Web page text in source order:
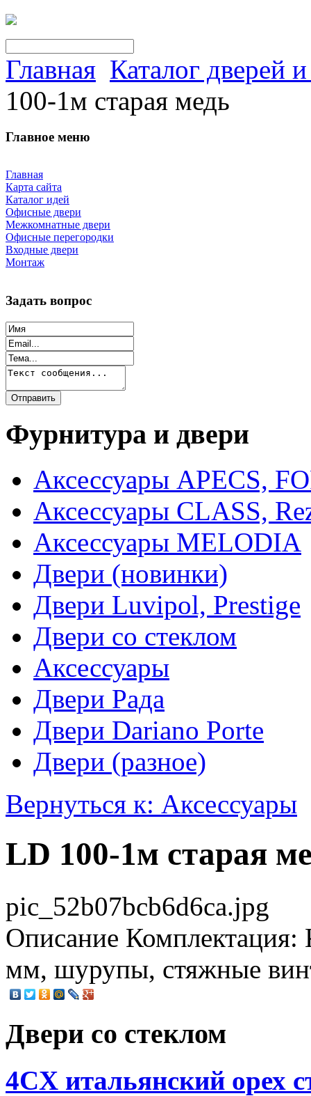
Главная Каталог дверей
100-1м старая медь
Главное меню
Главная
Карта сайта
Каталог идей
Офисные двери
Межкомнатные двери
Офисные перегородки
Входные двери
Монтаж
Задать вопрос
Фурнитура и двери
Аксессуары APECS,
Аксессуары CLASS,
Аксессуары MELODIA
Двери (новинки)
Двери Luvipol, Prestige
Двери со стеклом
Аксессуары
Двери Рада
Двери Dariano Porte
Двери (разное)
Вернуться к: Аксессуары
LD 100-1м старая
pic_52b07bcb6d6ca.jpg
Описание Комплектация:
мм, шурупы, стяжные
Двери со стеклом
4CХ итальянский орех